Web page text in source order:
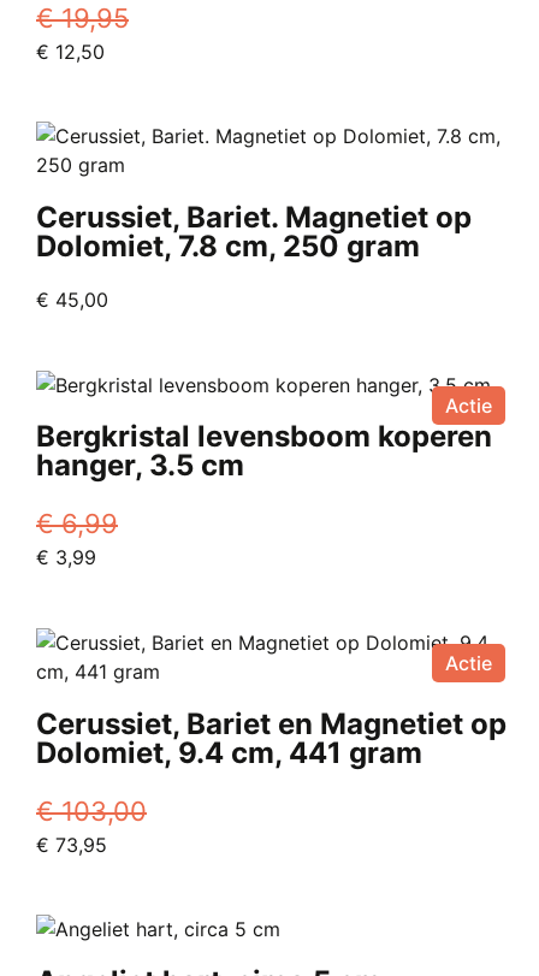
€19,95
Oorspronkelijke
€ 19,95.
€ 12,50
€ 12,50.
Cerussiet, Bariet. Magnetiet op
Dolomiet, 7.8 cm, 250 gram
€ 45,00
Actie
Bergkristal levensboom koperen
hanger, 3.5 cm
€6,99
Oorspronkelijke
€ 6,99.
€ 3,99
€ 3,99.
Actie
Cerussiet, Bariet en Magnetiet op
Dolomiet, 9.4 cm, 441 gram
€103,00
Oorspronkelijke
€ 103,00.
€ 73,95
€ 73,95.